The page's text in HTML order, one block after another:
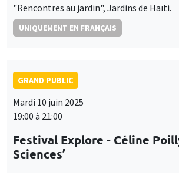
"Rencontres au jardin", Jardins de Haïti.
UNIQUEMENT EN FRANÇAIS
GRAND PUBLIC
Mardi 10 juin 2025
19:00 à 21:00
Festival Explore - Céline
Sciences’